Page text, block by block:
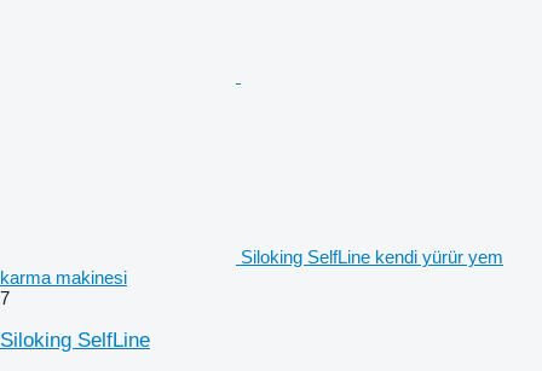
Siloking SelfLine kendi yürür yem
karma makinesi
7
Siloking SelfLine